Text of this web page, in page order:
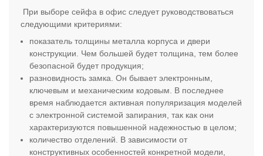
При выборе сейфа в офис следует руководствоваться
следующими критериями:
показатель толщины металла корпуса и двери
конструкции. Чем большей будет толщина, тем более
безопасной будет продукция;
разновидность замка. Он бывает электронным,
ключевым и механическим кодовым. В последнее
время наблюдается активная популяризация моделей
с электронной системой запирания, так как они
характеризуются повышенной надежностью в целом;
количество отделений. В зависимости от
конструктивных особенностей конкретной модели,